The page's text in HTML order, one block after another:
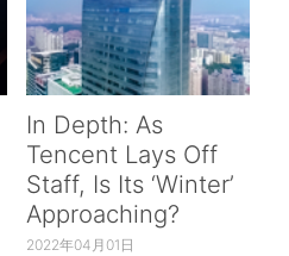
In Depth: As
Tencent Lays Off
Staff, Is Its ‘Winter’
Approaching?
2022年04月01日